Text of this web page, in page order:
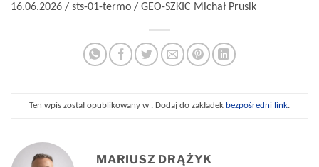
16.06.2026 / sts-01-termo / GEO-SZKIC Michał Prusik
Ten wpis został opublikowany w . Dodaj do zakładek bezpośredni link
MARIUSZ DRĄŻYK